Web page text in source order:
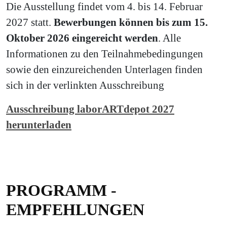
Die Ausstellung findet vom 4. bis 14. Februar
2027 statt. Bewerbungen können bis zum 15.
Oktober 2026 eingereicht werden. Alle
Informationen zu den Teilnahmebedingungen
sowie den einzureichenden Unterlagen finden
sich in der verlinkten Ausschreibung
Ausschreibung laborARTdepot 2027
herunterladen
PROGRAMM -
EMPFEHLUNGEN